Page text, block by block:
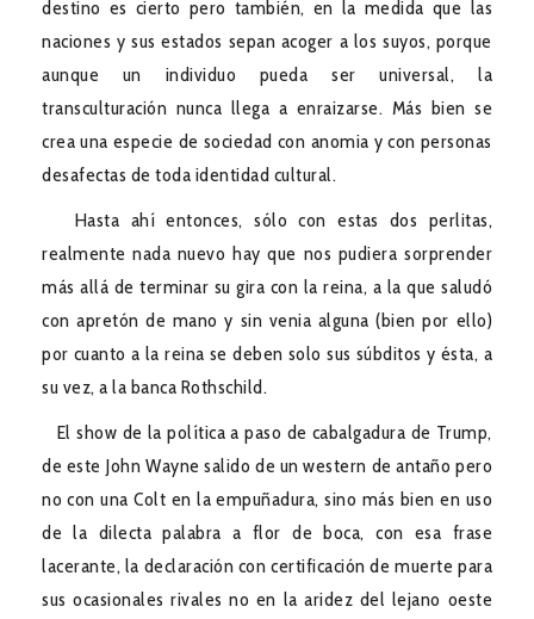
destino es cierto pero también, en la medida que las
naciones y sus estados sepan acoger a los suyos, porque
aunque un individuo pueda ser universal, la
transculturación nunca llega a enraizarse. Más bien se
crea una especie de sociedad con anomia y con personas
desafectas de toda identidad cultural.
Hasta ahí entonces, sólo con estas dos perlitas,
realmente nada nuevo hay que nos pudiera sorprender
más allá de terminar su gira con la reina, a la que saludó
con apretón de mano y sin venia alguna (bien por ello)
por cuanto a la reina se deben solo sus súbditos y ésta, a
su vez, a la banca Rothschild.
El show de la política a paso de cabalgadura de Trump,
de este John Wayne salido de un western de antaño pero
no con una Colt en la empuñadura, sino más bien en uso
de la dilecta palabra a flor de boca, con esa frase
lacerante, la declaración con certificación de muerte para
sus ocasionales rivales no en la aridez del lejano oeste